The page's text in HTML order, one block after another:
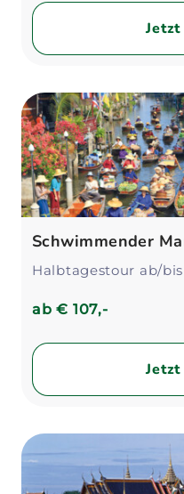
Schwimmender
Halbtagestour ab/
ab€ 107,-